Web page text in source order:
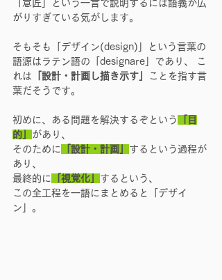
「意匠」という一言で説明するには語義が広
がりすぎている気がします。
そもそも「デザイン(design)」という言葉の
語源はラテン語の「designare」であり、 こ
れは 「設計・計画し描き示す」
ことを指す言
葉だそうです。
初めに、ある問題を解決するぞという
「目
的」
があり、
そのために 「設計・計画」 するという過程が
あり、
最終的に 「視覚化」 するという、
この全工程を一語にまとめると「デザイ
ン」。